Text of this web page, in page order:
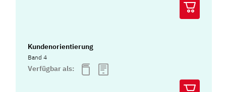
Kundenorientierung
Band 4
Verfügbar als: